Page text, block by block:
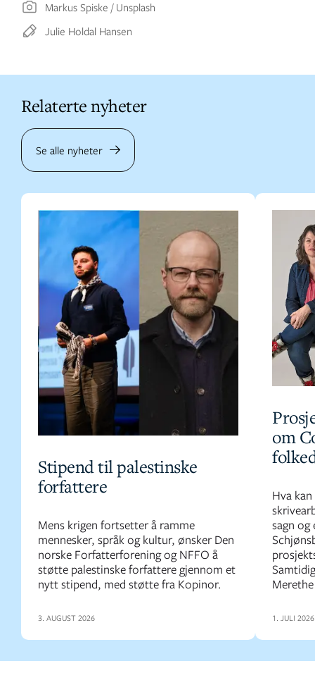
Markus Spiske / Unsplash
Julie Holdal Hansen
Relaterte nyheter
Se alle nyheter
Stipend til palestinske
forfattere
Mens krigen fortsetter å ramme
mennesker, språk og kultur, ønsker Den
norske Forfatterforening og NFFO å
støtte palestinske forfattere gjennom et
nytt stipend, med støtte fra Kopinor.
3. AUGUST 2026
om
Hva
sagn og
1. JULI 2026